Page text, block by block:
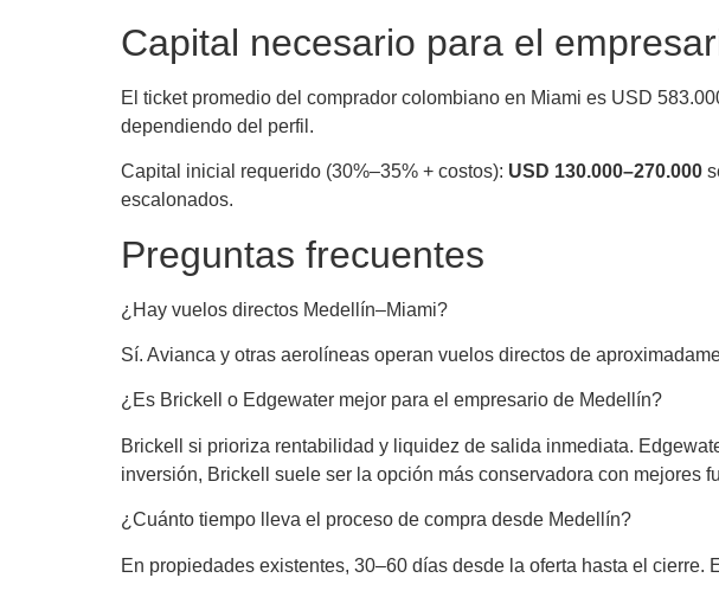
Capital necesario para el
El ticket promedio del comprador colombiano en Miami es USD
dependiendo del perfil.
Capital inicial requerido (30%–35% + costos): USD 130.000–270.000
escalonados.
Preguntas frecuentes
¿Hay vuelos directos Medellín–Miami?
Sí. Avianca y otras aerolíneas operan vuelos directos de
¿Es Brickell o Edgewater mejor para el empresario de Medellín?
Brickell si prioriza rentabilidad y liquidez de salida inmediata.
inversión, Brickell suele ser la opción más conservadora con mejores
¿Cuánto tiempo lleva el proceso de compra desde Medellín?
En propiedades existentes, 30–60 días desde la oferta hasta el cierre.